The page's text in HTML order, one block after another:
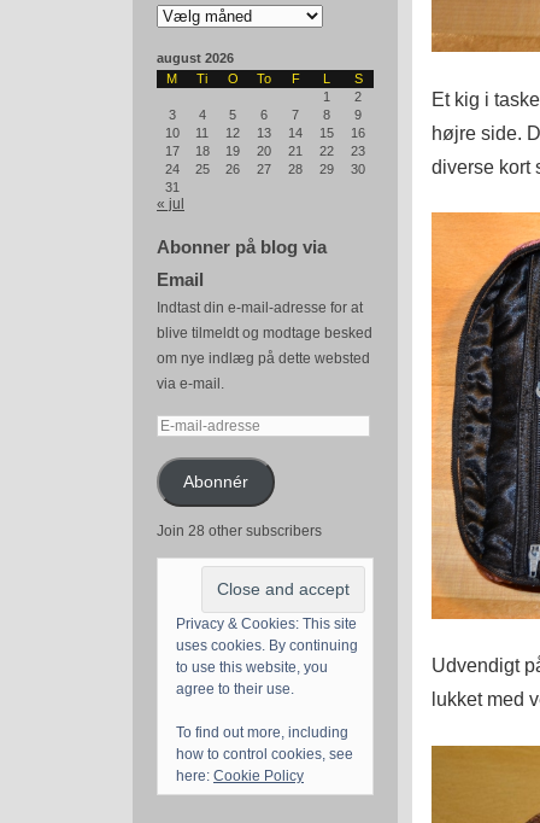
Arkiv
august 2026
M
Ti O To F L
S
1
2
3
4 5 6 7 8
9
10
11 12 13 14 15
16
17
18 19 20 21 22
23
24
25 26 27 28 29
30
31
« jul
Abonner på blog via
Email
Indtast din e-mail-adresse for at
blive tilmeldt og modtage besked
om nye indlæg på dette websted
via e-mail.
E-
adresseAbonnér
Join 28 other subscribers
Privacy & Cookies: This site
uses cookies. By continuing
to use this website, you
agree to their use.
To find out more, including
how to control cookies, see
here: Cookie Policy
Et kig i
højre side.
diverse kort
Udvendigt
lukket med